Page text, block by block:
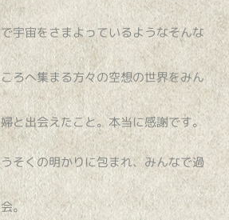
宇宙をさまよっているようなそんな
ろへ集まる方々の空想の世界をみん
と出会えたこと。本当に感謝です。
そくの明かりに包まれ、みんなで過
。